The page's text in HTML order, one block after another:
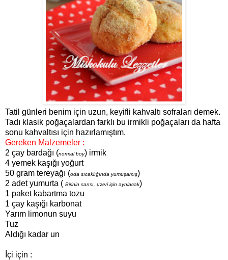
Tatil günleri benim için uzun, keyifli kahvaltı sofraları demek.
Tadı klasik poğaçalardan farklı bu irmikli poğaçaları da hafta
sonu kahvaltısı için hazırlamıştım.
Gereken Malzemeler :
2 çay bardağı (normal boy) irmik
4 yemek kaşığı yoğurt
50 gram tereyağı (oda sıcaklığında yumuşamış)
2 adet yumurta ( Birinin sarısı, üzeri için ayrılacak)
1 paket kabartma tozu
1 çay kaşığı karbonat
Yarım limonun suyu
Tuz
Aldığı kadar un
İçi için :